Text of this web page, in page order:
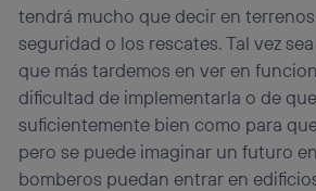
tendrá mucho que decir en
seguridad o los rescates. Tal vez
que más tardemos en ver en
dificultad de implementarla o de
suficientemente bien como para
pero se puede imaginar un futuro
bomberos puedan entrar en